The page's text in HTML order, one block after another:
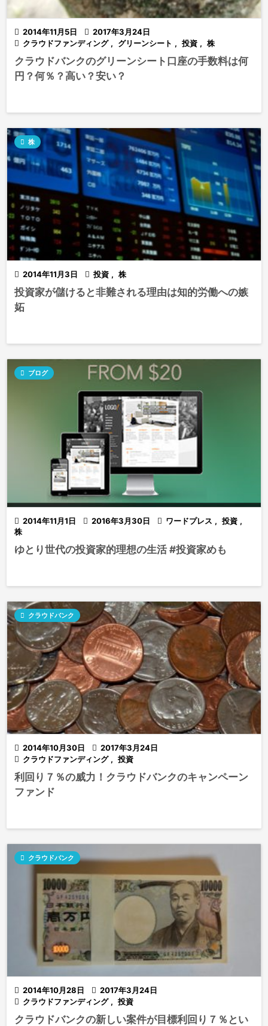
 2014年11月5日  2017年3月24日
 クラウドファンディング , グリーンシート , 投資 , 株
クラウドバンクのグリーンシート口座の手数料は何
円？何％？高い？安い？
 2014年11月3日
 株
 投資 , 株
投資家が儲けると非難される理由は知的労働への嫉
妬
 2014年11月1日  2016年3月30日
 ブログ
 ワードプレス , 投資 ,
株
ゆとり世代の投資家的理想の生活 #投資家めも
 2014年10月30日  2017年3月24日
 クラウドバンク
 クラウドファンディング , 投資
利回り７％の威力！クラウドバンクのキャンペーン
ファンド
 2014年10月28日  2017年3月24日
 クラウドバンク
 クラウドファンディング , 投資
クラウドバンクの新しい案件が目標利回り７％とい